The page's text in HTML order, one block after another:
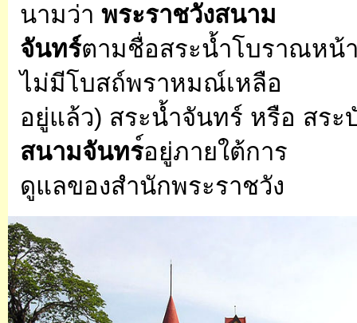
นามว่า พระราชวังสนาม
จันทร์ตามชื่อสระน้ำโบราณหน้
ไม่มีโบสถ์พราหมณ์เหลือ
อยู่แล้ว) สระน้ำจันทร์ หรือ สร
สนามจันทร์อยู่ภายใต้การ
ดูแลของสำนักพระราชวัง